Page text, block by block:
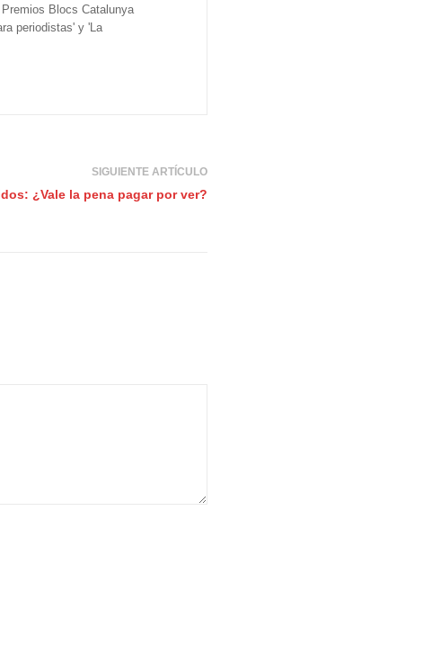
Blocs Catalunya
periodistas' y 'La
SIGUIENTE ARTÍCULO
¿Vale la pena pagar por ver?